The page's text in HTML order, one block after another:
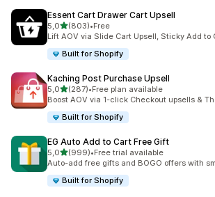
Essent Cart Drawer Cart Upsell
5,0na 5 gwiazdek
(803)
Łączna liczba recenzji: 803
•Free
Lift AOV via Slide Cart Upsell, Sticky Add to
Built for Shopify
Kaching Post Purchase Upsell
5,0na 5 gwiazdek
(287)
Łączna liczba recenzji: 287
•Free plan available
Boost AOV via 1-click Checkout upsells &
Built for Shopify
EG Auto Add to Cart Free Gift
5,0na 5 gwiazdek
(999)
Łączna liczba recenzji: 999
•Free trial available
Auto-add free gifts and BOGO offers with
Built for Shopify